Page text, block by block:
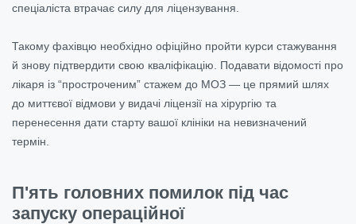
спеціаліста втрачає силу для ліцензування.
Такому фахівцю необхідно офіційно пройти курси стажування
й знову підтвердити свою кваліфікацію. Подавати відомості про
лікаря із “простроченим” стажем до МОЗ — це прямий шлях
до миттєвої відмови у видачі ліцензії на хірургію та
перенесення дати старту вашої клініки на невизначений
термін.
П'ять головних помилок під час
запуску операційної